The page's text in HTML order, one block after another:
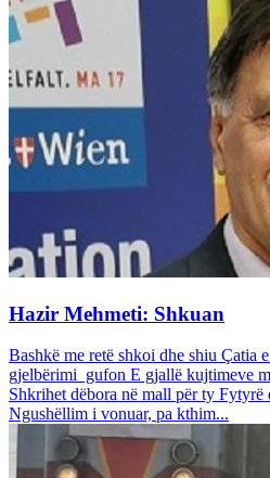
Hazir Mehmeti: Shkuan
Bashkë me retë shkoi dhe shiu Çatia
gjelbërimi gufon E gjallë kujtimeve
Shkrihet dëbora në mall për ty Fytyrë
Ngushëllim i vonuar, pa kthim...